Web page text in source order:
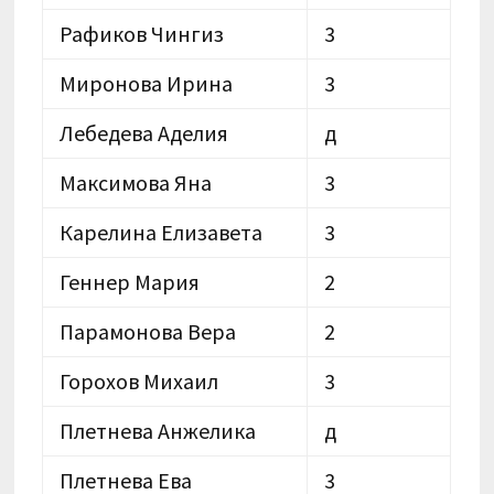
Рафиков Чингиз
3
Миронова Ирина
3
Лебедева Аделия
д
Максимова Яна
3
Карелина Елизавета
3
Геннер Мария
2
Парамонова Вера
2
Горохов Михаил
3
Плетнева Анжелика
д
Плетнева Ева
3